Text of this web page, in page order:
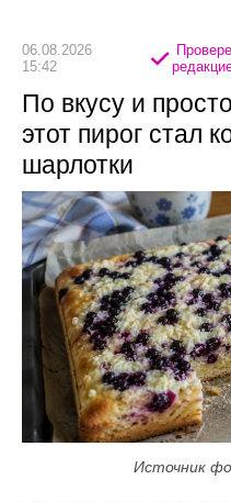
06.08.2026
15:42
По вкусу и
этот пирог стал
шарлотки
Источник